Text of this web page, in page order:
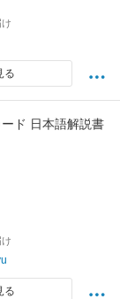
る
ド 日本語解説書
る